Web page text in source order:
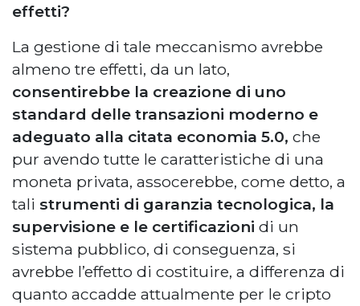
effetti?
La gestione di tale meccanismo avrebbe
almeno tre effetti, da un lato,
consentirebbe la creazione di uno
standard delle transazioni moderno e
adeguato alla citata economia 5.0, che
pur avendo tutte le caratteristiche di una
moneta privata, assocerebbe, come detto, a
tali strumenti di garanzia tecnologica, la
supervisione e le certificazioni di un
sistema pubblico, di conseguenza, si
avrebbe l’effetto di costituire, a differenza di
quanto accadde attualmente per le cripto